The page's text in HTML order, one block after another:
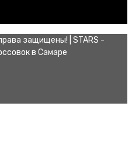
защищены! | STARS -
в Самаре